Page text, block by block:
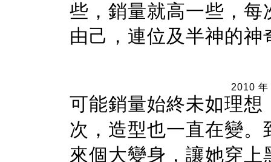
些，銷量就高一些，
由己，連位及半神的
2010 年
可能銷量始終未如理想
次，造型也一直在變
來個大變身，讓她穿